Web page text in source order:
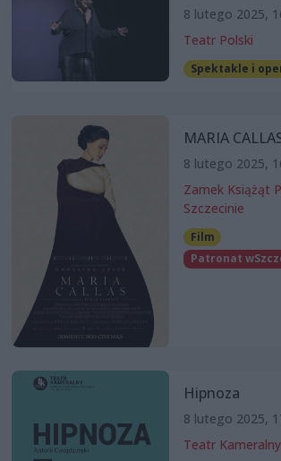
8 lutego 2025,
Teatr Polski
Spektakle i
MARIA
8 lutego 2025,
Zamek Książąt
Szczecinie
Film
Patronat
Hipnoza
8 lutego 2025,
Teatr Kameralny